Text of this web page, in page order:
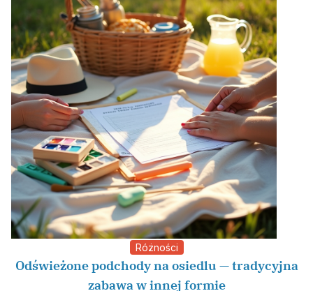
Różności
Odświeżone podchody na osiedlu — tradycyjna
zabawa w innej formie